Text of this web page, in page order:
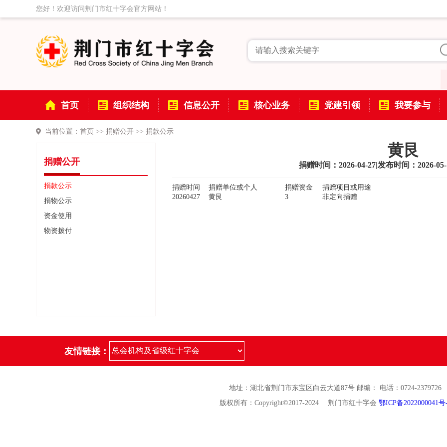
您好！欢迎访问荆门市红十字会官方网站！
首页 组织结构 信息公开 核心业务 党建引领 我要参与
当前位置： 首页 >> 捐赠公开 >> 捐款公示
捐赠公开
捐款公示
捐物公示
资金使用
物资拨付
黄艮
捐赠时间：2026-04-27|发布时间：2026-
捐赠时间 捐赠单位或个人 捐赠资金
捐赠项目或用途
20260427
黄艮 3 非定向捐赠
友情链接：
地址：湖北省荆门市东宝区白云大道87号 邮编： 电话：0724-2379726
版权所有：Copyright©2017-2024 荆门市红十字会 鄂ICP备2022000041号